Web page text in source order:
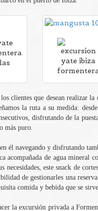
clientes que desean realizar
la ruta a su medida:
disfrutando de la
más puro.
él navegando y disfrutando
acompañada de agua
necesidades, este snack de
de gestionarles una
comida y bebida que se
la excursión privada a